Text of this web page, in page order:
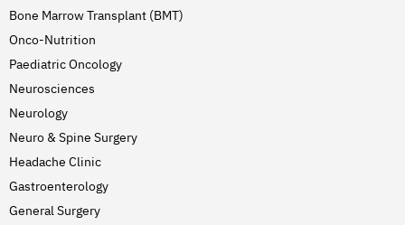
Bone Marrow Transplant (BMT)
Onco-Nutrition
Paediatric Oncology
Neurosciences
Neurology
Neuro & Spine Surgery
Headache Clinic
Gastroenterology
General Surgery